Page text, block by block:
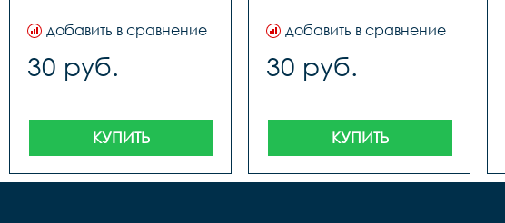
добавить в сравнение
30 руб.
КУПИТЬ
добавить в сравнение
30 руб.
КУПИТЬ